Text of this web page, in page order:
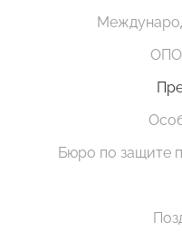
Бюро по защите